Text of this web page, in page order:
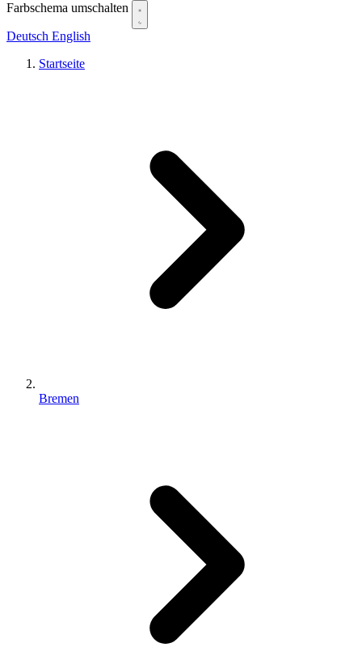
Farbschema umschalten
Deutsch English
Startseite
Bremen